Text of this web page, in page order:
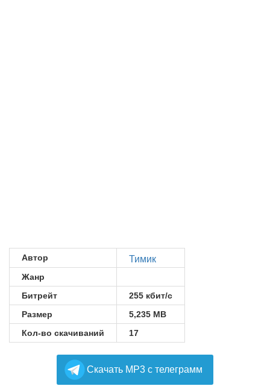
Автор Тимик
Жанр
Битрейт
255 кбит/с
Размер
5,235 MB
Кол-во скачиваний
17
Cкачать MP3 с телеграмм